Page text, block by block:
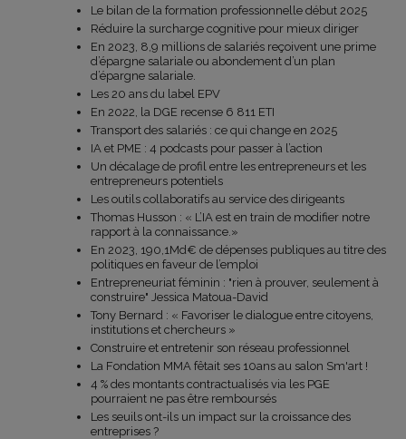
Le bilan de la formation professionnelle début 2025
Réduire la surcharge cognitive pour mieux diriger
En 2023, 8,9 millions de salariés reçoivent une prime
d’épargne salariale ou abondement d’un plan
d’épargne salariale.
Les 20 ans du label EPV
En 2022, la DGE recense 6 811 ETI
Transport des salariés : ce qui change en 2025
IA et PME : 4 podcasts pour passer à l’action
Un décalage de profil entre les entrepreneurs et les
entrepreneurs potentiels
Les outils collaboratifs au service des dirigeants
Thomas Husson : « L’IA est en train de modifier notre
rapport à la connaissance.»
En 2023, 190,1Md€ de dépenses publiques au titre des
politiques en faveur de l’emploi
Entrepreneuriat féminin : "rien à prouver, seulement à
construire" Jessica Matoua-David
Tony Bernard : « Favoriser le dialogue entre citoyens,
institutions et chercheurs »
Construire et entretenir son réseau professionnel
La Fondation MMA fêtait ses 10ans au salon Sm'art !
4 % des montants contractualisés via les PGE
pourraient ne pas être remboursés
Les seuils ont-ils un impact sur la croissance des
entreprises ?